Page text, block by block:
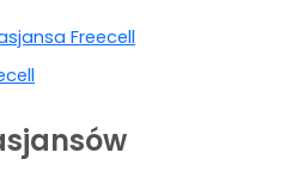
Freecell